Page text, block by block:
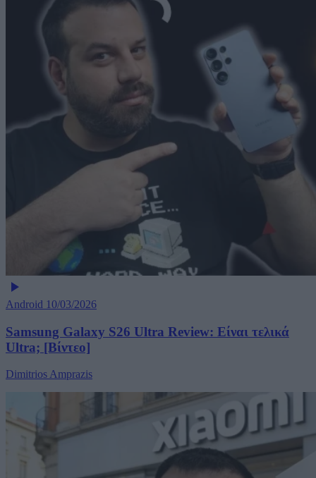
Android 10/03/2026
Samsung Galaxy S26 Ultra Review: Είναι τελικά
Ultra; [Βίντεο]
Dimitrios Amprazis